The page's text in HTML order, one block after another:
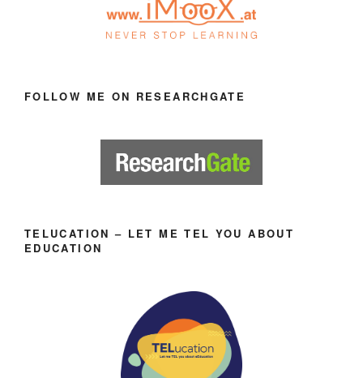
FOLLOW ME ON RESEARCHGATE
TELUCATION – LET ME TEL YOU ABOUT
EDUCATION